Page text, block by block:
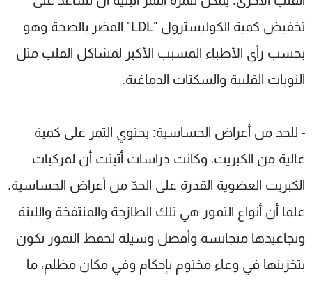
تخفيض كمية الكوليسترول "LDL" المضر بالصحة وهو
بحسب رأي الأطباء المسبب الأكبر لمشاكل القلب مثل
النوبات القلبية والسكتات الدماغية.
- للحد من أعراض الحساسية: يحتوي التمر على كمية
عالية من الكبريت، وكانت دراسات أثبتت أن لمركبات
الكبريت العضوية القدرة على الحدّ من أعراض الحساسية.
علما أن أنواع التمور هي تلك الطازجة والمنتفخة واللينة
وتجاعيدها متجانسة وأفضل وسيلة لحفظ التمور تكون
بتخزينها في وعاء مختوم بإحكام وفي مكان مظلم، ما